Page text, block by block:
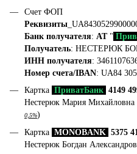
Счет ФОП
Реквизиты
Банк получателя: АТ"
Получатель: НЕСТЕРЮК
ИНН получателя:
Номер счета/IBAN: UA84
Картка ПриватБанк 4149
Нестерюк Мария Михайловна
0,5%)
Картка MONOBANK 5375
Нестерюк Богдан